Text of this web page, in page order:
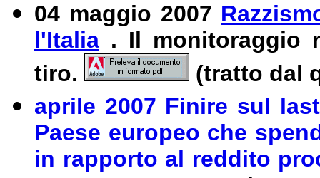
04 maggio 2007
l'Italia . Il monitoraggio
tiro.
(tratto dal
aprile 2007 Finire sul
Paese europeo che
in rapporto al reddito